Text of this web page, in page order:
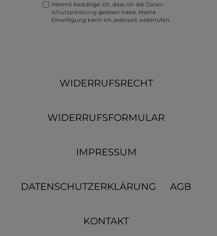
Hiermit bestätige ich, dass ich die Daten­
schutz­erklärung gelesen habe. Meine
Einwilligung kann ich jederzeit widerrufen.
WIDERRUFSRECHT
WIDERRUFSFORMULAR
IMPRESSUM
DATENSCHUTZERKLÄRUNG AGB
KONTAKT